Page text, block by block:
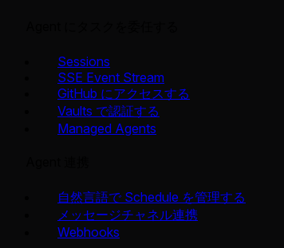
Sessions
SSE Event Stream
GitHub にアクセスする
Vaults で認証する
Managed Agents
自然言語で Schedule を管理する
メッセージチャネル連携
Webhooks